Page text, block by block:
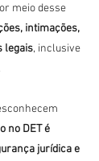
meio desse
intimações,
legais, inclusive
no DET é
jurídica e